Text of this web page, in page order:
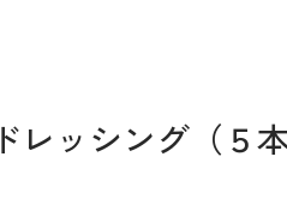
ッシング（５